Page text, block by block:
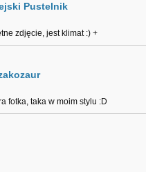
Pustelnik
zdjęcie, jest klimat :) +
fotka, taka w moim stylu :D